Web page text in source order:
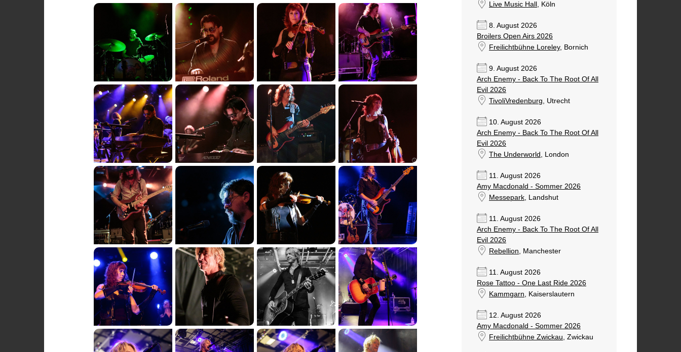
Live Music Hall , Köln
8. August 2026
Broilers Open Airs 2026
Freilichtbühne Loreley, Bornich
9. August 2026
Arch Enemy - Back To The Root Of All
Evil 2026
TivoliVredenburg, Utrecht
10. August 2026
Arch Enemy - Back To The Root Of All
Evil 2026
The Underworld , London
11. August 2026
Amy Macdonald - Sommer 2026
Messepark, Landshut
11. August 2026
Arch Enemy - Back To The Root Of All
Evil 2026
Rebellion, Manchester
11. August 2026
Rose Tattoo - One Last Ride 2026
Kammgarn, Kaiserslautern
12. August 2026
Amy Macdonald - Sommer 2026
Freilichtbühne Zwickau, Zwickau